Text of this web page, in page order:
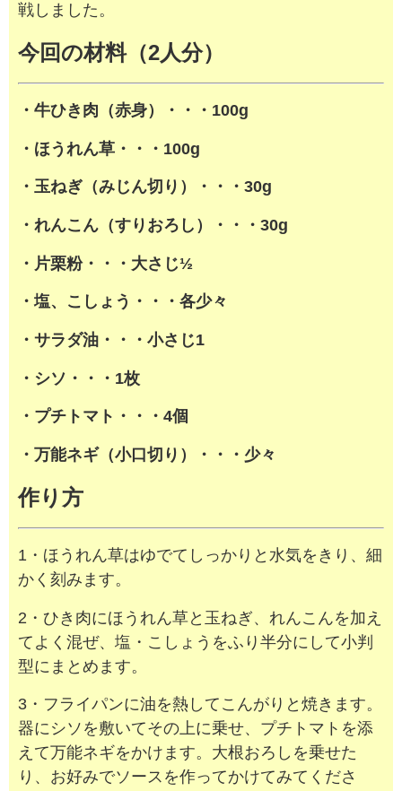
戦しました。
今回の材料（2人分）
・牛ひき肉（赤身）・・・100g
・ほうれん草・・・100g
・玉ねぎ（みじん切り）・・・30g
・れんこん（すりおろし）・・・30g
・片栗粉・・・大さじ½
・塩、こしょう・・・各少々
・サラダ油・・・小さじ1
・シソ・・・1枚
・プチトマト・・・4個
・万能ネギ（小口切り）・・・少々
作り方
1・ほうれん草はゆでてしっかりと水気をきり、細
かく刻みます。
2・ひき肉にほうれん草と玉ねぎ、れんこんを加え
てよく混ぜ、塩・こしょうをふり半分にして小判
型にまとめます。
3・フライパンに油を熱してこんがりと焼きます。
器にシソを敷いてその上に乗せ、プチトマトを添
えて万能ネギをかけます。大根おろしを乗せた
り、お好みでソースを作ってかけてみてくださ